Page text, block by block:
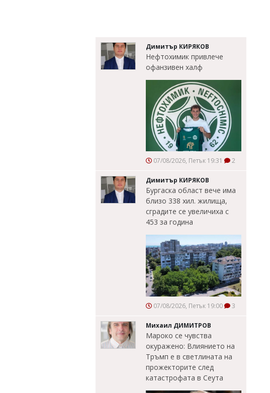
Димитър КИРЯКОВ
Нефтохимик привлече
офанзивен халф
07/08/2026, Петък 19:31 2
Димитър КИРЯКОВ
Бургаска област вече има
близо 338 хил. жилища,
сградите се увеличиха с
453 за година
07/08/2026, Петък 19:00 3
Михаил ДИМИТРОВ
Мароко се чувства
окуражено: Влиянието на
Тръмп е в светлината на
прожекторите след
катастрофата в Сеута